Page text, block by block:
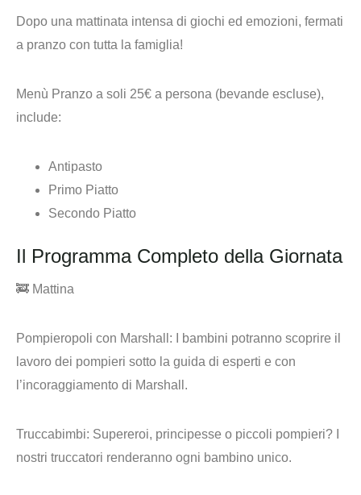
Dopo una mattinata intensa di giochi ed emozioni, fermati
a pranzo con tutta la famiglia!
Menù Pranzo a soli 25€ a persona (bevande escluse),
include:
Antipasto
Primo Piatto
Secondo Piatto
Il Programma Completo della Giornata
🚒 Mattina
Pompieropoli con Marshall : I bambini potranno scoprire il
lavoro dei pompieri sotto la guida di esperti e con
l’incoraggiamento di Marshall.
Truccabimbi: Supereroi, principesse o piccoli pompieri? I
nostri truccatori renderanno ogni bambino unico.